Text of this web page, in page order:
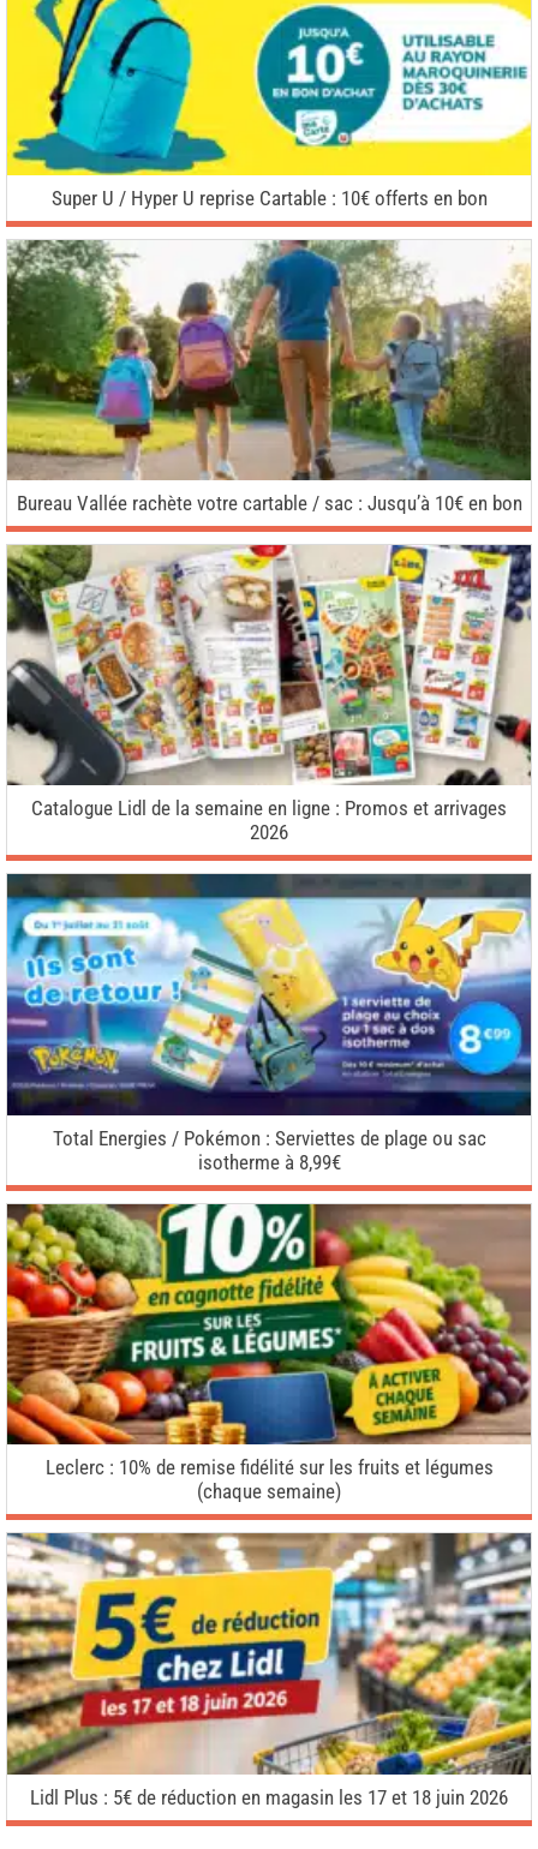
Super U / Hyper U reprise Cartable : 10€ offerts en bon
Bureau Vallée rachète votre cartable / sac : Jusqu’à 10€ en bon
Catalogue Lidl de la semaine en ligne : Promos et arrivages
2026
Total Energies / Pokémon : Serviettes de plage ou sac
isotherme à 8,99€
Leclerc : 10% de remise fidélité sur les fruits et légumes
(chaque semaine)
Lidl Plus : 5€ de réduction en magasin les 17 et 18 juin 2026